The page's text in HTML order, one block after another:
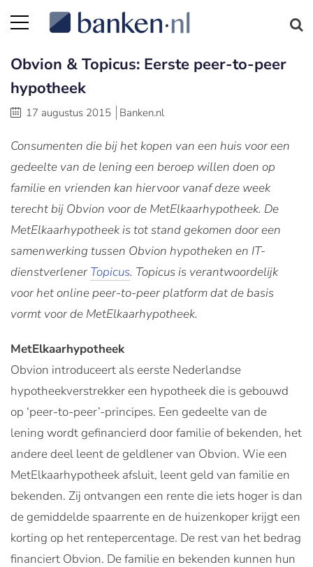
Obvion & Topicus: Eerste peer-to-peer
hypotheek
17 augustus 2015 Banken.nl
Consumenten die bij het kopen van een huis voor een
gedeelte van de lening een beroep willen doen op
familie en vrienden kan hiervoor vanaf deze week
terecht bij Obvion voor de MetElkaarhypotheek. De
MetElkaarhypotheek is tot stand gekomen door een
samenwerking tussen Obvion hypotheken en IT-
dienstverlener Topicus. Topicus is verantwoordelijk
voor het online peer-to-peer platform dat de basis
vormt voor de MetElkaarhypotheek.
MetElkaarhypotheek
Obvion introduceert als eerste Nederlandse
hypotheekverstrekker een hypotheek die is gebouwd
op ‘peer-to-peer’-principes. Een gedeelte van de
lening wordt gefinancierd door familie of bekenden, het
andere deel leent de geldlener van Obvion. Wie een
MetElkaarhypotheek afsluit, leent geld van familie en
bekenden. Zij ontvangen een rente die iets hoger is dan
de gemiddelde spaarrente en de huizenkoper krijgt een
korting op het rentepercentage. De rest van het bedrag
financiert Obvion. De familie en bekenden kunnen hun